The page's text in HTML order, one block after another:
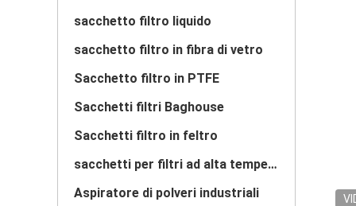
sacchetto filtro liquido
sacchetto filtro in fibra di vetro
Sacchetto filtro in PTFE
Sacchetti filtri Baghouse
Sacchetti filtro in feltro
sacchetti per filtri ad alta temperatura
Aspiratore di polveri industriali